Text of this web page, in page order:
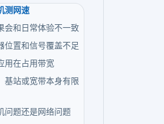
测网速
会和日常体验不一致
位置和信号覆盖不足
用在占用带宽
基站或宽带本身有限
问题还是网络问题